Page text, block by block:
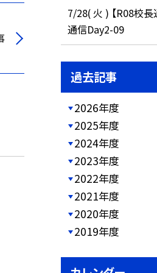
7/28( 火 ) 【R08校長
通信Day2-09
過去記事
2026年度
2025年度
2024年度
2023年度
2022年度
2021年度
2020年度
2019年度